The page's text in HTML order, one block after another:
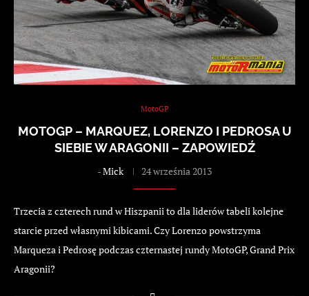
MotoGP
MOTOGP – MARQUEZ, LORENZO I PEDROSA U
SIEBIE W ARAGONII – ZAPOWIEDŹ
-Mick 24 września 2013
Trzecia z czterech rund w Hiszpanii to dla liderów tabeli kolejne
starcie przed własnymi kibicami. Czy Lorenzo powstrzyma
Marqueza i Pedrosę podczas czternastej rundy MotoGP, Grand Prix
Aragonii?